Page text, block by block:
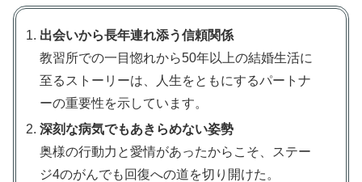
出会いから長年連れ添う信頼関係
教習所での一目惚れから50年以上の結婚生活に
至るストーリーは、人生をともにするパートナ
ーの重要性を示しています。
深刻な病気でもあきらめない姿勢
奥様の行動力と愛情があったからこそ、ステー
ジ4のがんでも回復への道を切り開けた。